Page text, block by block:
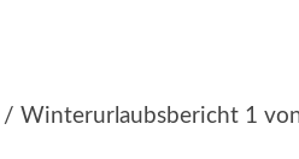
Winterurlaubsbericht 1